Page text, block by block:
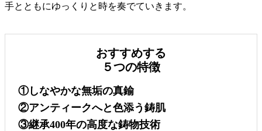
手とともにゆっくりと時を奏でていきます。
おすすめする
５つの特徴
①しなやかな無垢の真鍮
②アンティークへと色添う鋳肌
③継承400年の高度な鋳物技術